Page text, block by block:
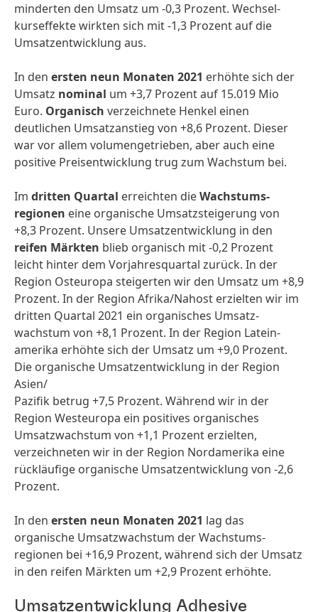
minderten den Umsatz um -0,3 Prozent. Wechsel­
kurseffekte wirkten sich mit -1,3 Prozent auf die
Umsatz­entwicklung aus.
In den ersten neun Monaten 2021 erhöhte sich der
Umsatz nominal um +3,7 Prozent auf 15.019 Mio
Euro. Organisch verzeichnete Henkel einen
deutlichen Umsatz­anstieg von +8,6 Prozent. Dieser
war vor allem volumen­getrieben, aber auch eine
positive Preisentwicklung trug zum Wachstum bei.
Im dritten Quartal erreichten dieWachstums­
regionen eine organische Umsatz­steigerung von
+8,3 Prozent. Unsere Umsatz­entwicklung in den
reifen Märkten blieb organisch mit -0,2 Prozent
leicht hinter dem Vorjahres­quartal zurück. In der
Region Osteuropa steigerten wir den Umsatz um +8,9
Prozent. In der Region Afrika/Nahost erzielten wir im
dritten Quartal 2021 ein organisches Umsatz­
wachstum von +8,1 Prozent. In der Region Latein­
amerika erhöhte sich der Umsatz um +9,0 Prozent.
Die organische Umsatz­entwicklung in der Region
Asien/
Pazifik betrug +7,5 Prozent. Während wir in der
Region West­europa ein positives organisches
Umsatz­wachstum von +1,1 Prozent erzielten,
verzeichneten wir in der Region Nordamerika eine
rückläufige organische Umsatz­entwicklung von -2,6
Prozent.
In den ersten neun Monaten 2021 lag das
organische Umsatz­wachstum der Wachstums­
regionen bei +16,9 Prozent, während sich der Umsatz
in den reifen Märkten um +2,9 Prozent erhöhte.
Umsatzentwicklung Adhesive